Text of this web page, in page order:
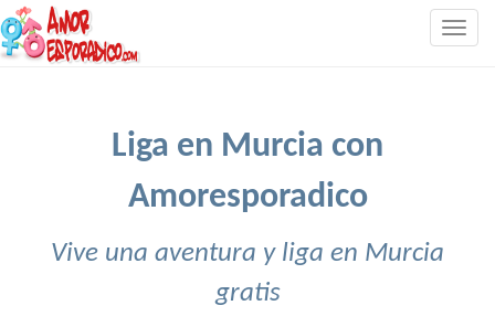
Liga en Murcia con
Amoresporadico
Vive una aventura y liga en Murcia
gratis